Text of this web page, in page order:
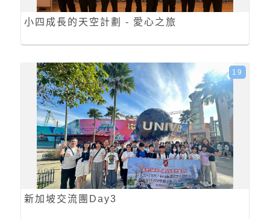
小四成長的天空計劃 - 愛心之旅
新加坡交流團Day3
19